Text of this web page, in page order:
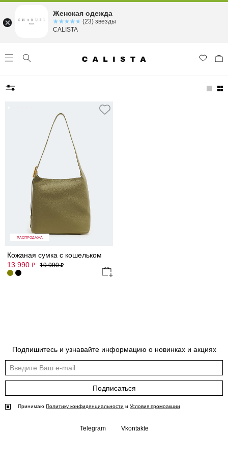
РАСПРОДАЖА
Кожаная сумка с кошельком
13 990 ₽ 19 990₽
Подпишитесь и узнавайте информацию о новинках и акциях
Подписаться
Принимаю Политику конфиденциальности и Условия промоакции
Telegram Vkontakte
Женская одежда
☆☆☆☆☆
★★★★★ (23) звезды
CALISTA